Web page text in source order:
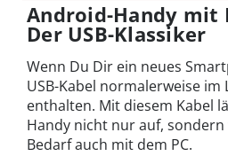
Android-Handy mit
Der USB-Klassiker
Wenn Du Dir ein neues
USB-Kabel normalerweise im
enthalten. Mit diesem Kabel
Handy nicht nur auf,
Bedarf auch mit dem PC.